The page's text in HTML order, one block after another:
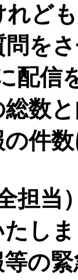
ど
を
配信
数
件
担
し
の